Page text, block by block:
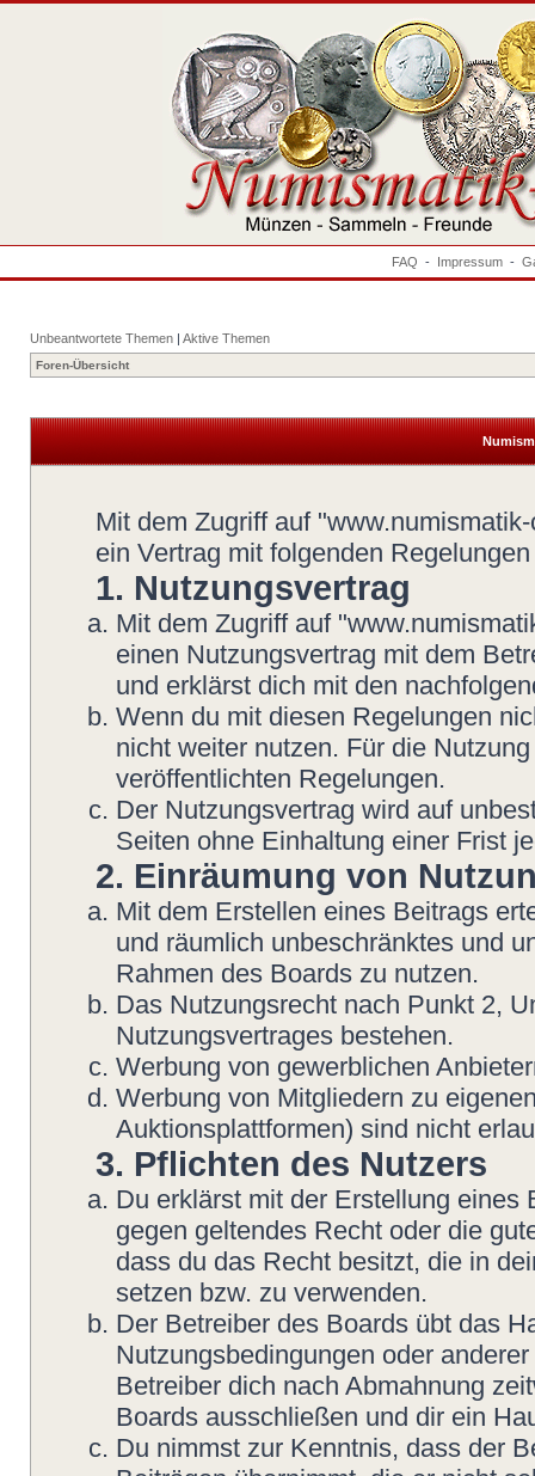
FAQ - Impressum -
Unbeantwortete Themen | Aktive Themen
Foren-Übersicht
Mit dem Zugriff auf
ein Vertrag mit folgenden
1. Nutzungsvertrag
Mit dem Zugriff auf
einen Nutzungsvertrag mit dem
und erklärst dich mit den
Wenn du mit diesen Regelungen
nicht weiter nutzen. Für die
veröffentlichten Regelungen.
Der Nutzungsvertrag wird auf
Seiten ohne Einhaltung einer Frist
2. Einräumung von
Mit dem Erstellen eines Beitrags
und räumlich unbeschränktes und
Rahmen des Boards zu nutzen.
Das Nutzungsrecht nach Punkt 2,
Nutzungsvertrages bestehen.
Werbung von gewerblichen
Werbung von Mitgliedern zu
Auktionsplattformen) sind nicht
3. Pflichten des Nutzers
Du erklärst mit der Erstellung eines
gegen geltendes Recht oder die
dass du das Recht besitzt, die in
setzen bzw. zu verwenden.
Der Betreiber des Boards übt das
Nutzungsbedingungen oder
Betreiber dich nach Abmahnung
Boards ausschließen und dir ein
Du nimmst zur Kenntnis, dass der